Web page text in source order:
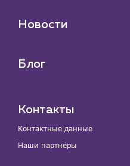
Новости
Блог
Контакты
Контактные данные
Наши партнёры